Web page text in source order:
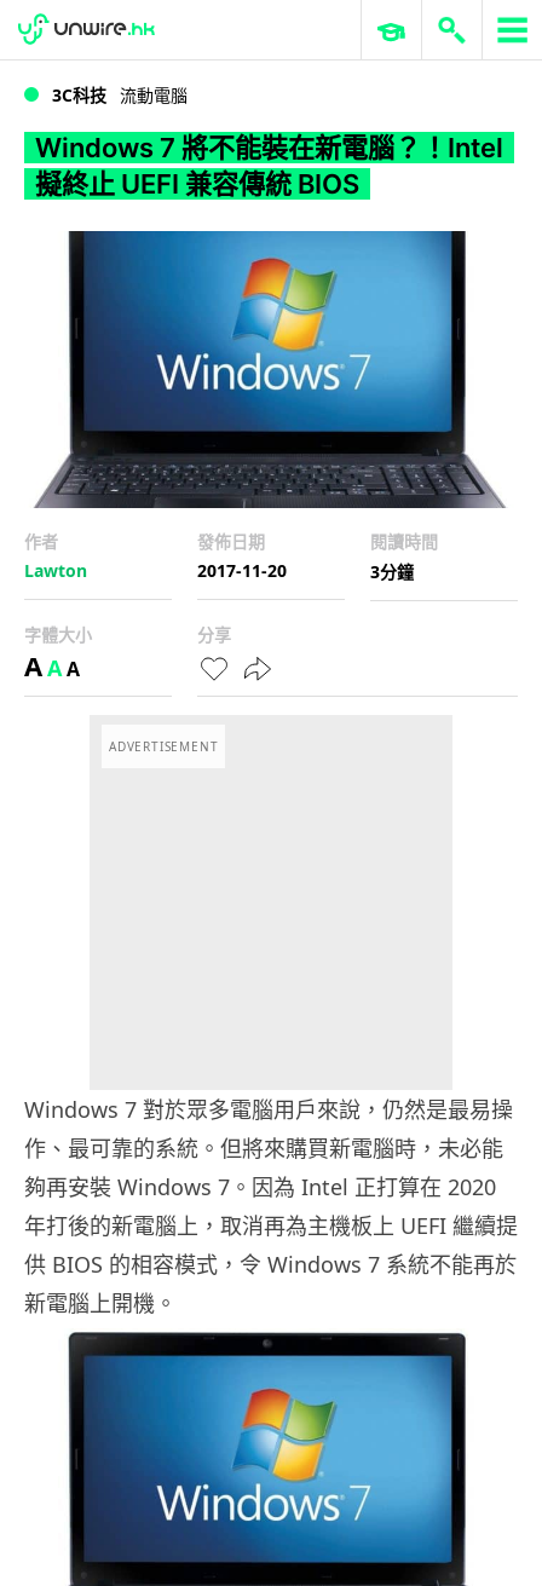
WWDC 2026 ERP 與商業 AI
3C科技 流動電腦
Windows 7 將不能裝在新電腦？！Intel
擬終止 UEFI 兼容傳統 BIOS
作者
Lawton
發佈日期
2017-11-20
閱讀時間
3分鐘
字體大小
AAA
分享
ADVERTISEMENT
Windows 7 對於眾多電腦用戶來說，仍然是最易操
作、最可靠的系統。但將來購買新電腦時，未必能
夠再安裝 Windows 7。因為 Intel 正打算在 2020
年打後的新電腦上，取消再為主機板上 UEFI 繼續提
供 BIOS 的相容模式，令 Windows 7 系統不能再於
新電腦上開機。